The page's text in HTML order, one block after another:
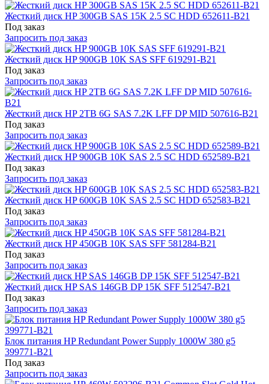
Жесткий диск HP 300GB SAS 15K 2.5 SC HDD 652611-B21
Под заказ
Запросить под заказ
Жесткий диск HP 900GB 10K SAS SFF 619291-B21
Под заказ
Запросить под заказ
Жесткий диск HP 2TB 6G SAS 7.2K LFF DP MID 507616-B21
Под заказ
Запросить под заказ
Жесткий диск HP 900GB 10K SAS 2.5 SC HDD 652589-B21
Под заказ
Запросить под заказ
Жесткий диск HP 600GB 10K SAS 2.5 SC HDD 652583-B21
Под заказ
Запросить под заказ
Жесткий диск HP 450GB 10K SAS SFF 581284-B21
Под заказ
Запросить под заказ
Жесткий диск HP SAS 146GB DP 15K SFF 512547-B21
Под заказ
Запросить под заказ
Блок питания HP Redundant Power Supply 1000W 380 g5
399771-B21
Под заказ
Запросить под заказ